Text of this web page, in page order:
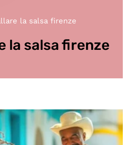
la salsa firenze
la salsa firenze